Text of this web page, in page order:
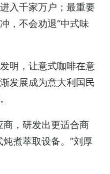
入千家万户；最重要
，不会劝退“中式味
明，让意式咖啡在意
发展成为意大利国民
商，研发出更适合商
煮萃取设备。”刘厚